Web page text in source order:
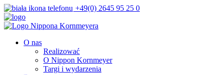
+49(0) 2645 95 25 0
O nas
Realizować
O Nippon Kornmeyer
Targi i wydarzenia